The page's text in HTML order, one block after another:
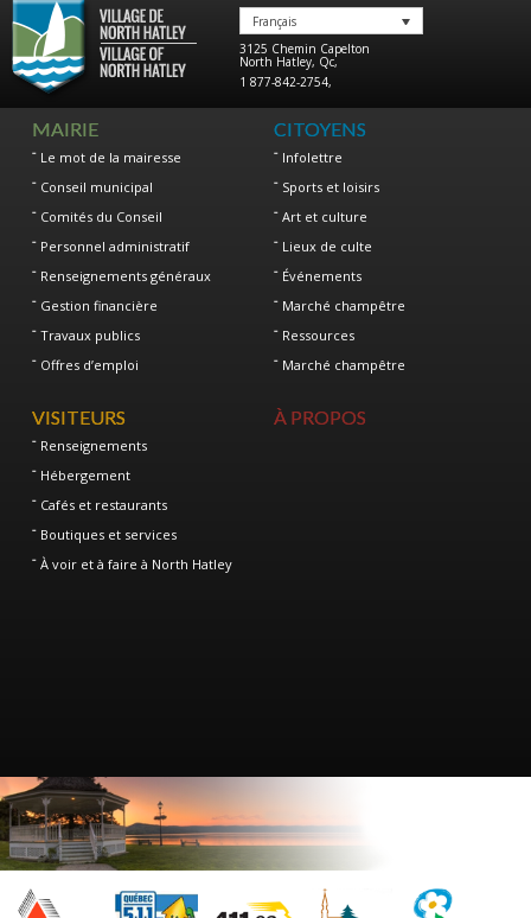
Français
3125 Chemin Capelton
North Hatley, Qc,
1 877-842-2754,
MAIRIE
Le mot de la mairesse
Conseil municipal
Comités du Conseil
Personnel administratif
Renseignements généraux
Gestion financière
Travaux publics
Offres d’emploi
CITOYENS
Infolettre
Sports et loisirs
Art et culture
Lieux de culte
Événements
Marché champêtre
Ressources
Marché champêtre
VISITEURS
Renseignements
Hébergement
Cafés et restaurants
Boutiques et services
À voir et à faire à North Hatley
À PROPOS